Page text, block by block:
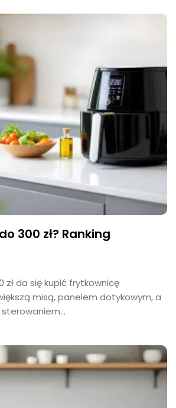
300 zł? Ranking
zł da się kupić frytkownicę
misą, panelem dotykowym, a